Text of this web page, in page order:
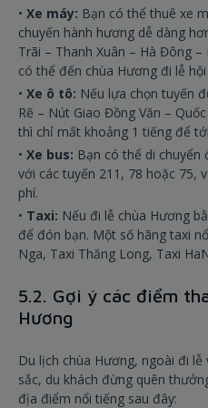
• Xe máy: Bạn có thể thuê xe
chuyến hành hương dễ dàng
Trãi – Thanh Xuân – Hà Đông
có thể đến chùa Hương đi lễ
• Xe ô tô: Nếu lựa chọn tuyến
Rẽ – Nút Giao Đồng Văn –
thì chỉ mất khoảng 1 tiếng để
• Xe bus: Bạn có thể di chuyển
với các tuyến 211, 78 hoặc 75,
phí.
• Taxi: Nếu đi lễ chùa Hương
để đón bạn. Một số hãng taxi
Nga, Taxi Thăng Long, Taxi
5.2. Gợi ý các điểm
Hương
Du lịch chùa Hương, ngoài đi
sắc, du khách đừng quên
địa điểm nổi tiếng sau đây: